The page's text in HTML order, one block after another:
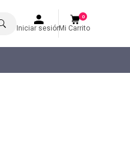
Iniciar sesiónMi Carrito
0